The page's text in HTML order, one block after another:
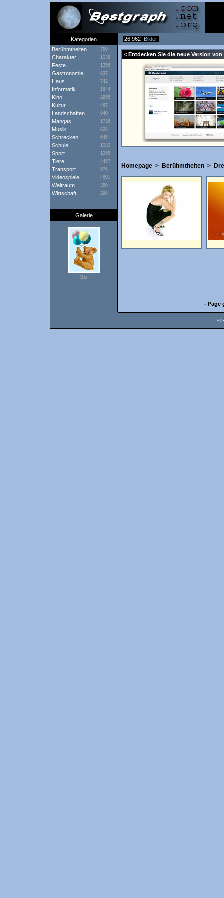
Kategorien 26 962 Bilder
Berühmtheiten
759
Charakter 1038
Feste 1356
Gastronomie 837
Haus... 742
Informatik 1644
Kino 2955
Kultur 467
Landschaften... 940
Mangas 1726
Musik 828
Schrecken 645
Schule 1080
Sport 1265
Tiere 4457
Transport 976
Videospiele 4601
Weltraum 350
Wirtschaft 296
Galerie
Bär
< Entdecken Sie die neue Version
Homepage > Berühmtheiten >
- Page
©